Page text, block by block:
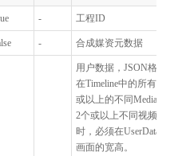
- 工程ID
- 合成媒资元数据
用户数据，JSON格式的字
在Timeline中的所有
或以上的不同MediaId，即
2个或以上不同视频，则在
时，必须在UserData中指
画面的宽高。